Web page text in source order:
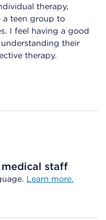
therapy,
a teen group to
I feel having a good
their
therapy.
medical staff
Learn more.